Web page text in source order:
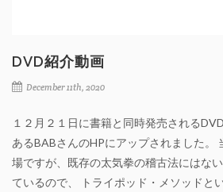
DVD紹介動画
December 11th, 2020
１２月２１日に書籍と同時発売される
あるBABさんのHPにアップされました。
場ですが、既存の太気拳の稽古法にはな
ているので、 トライポッド・メソッドと